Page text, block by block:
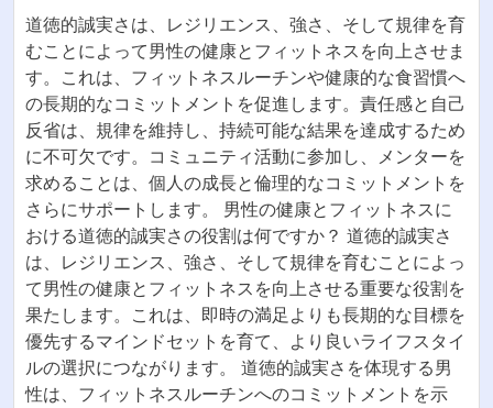
道徳的誠実さは、レジリエンス、強さ、そして規律を育
むことによって男性の健康とフィットネスを向上させま
す。これは、フィットネスルーチンや健康的な食習慣へ
の長期的なコミットメントを促進します。責任感と自己
反省は、規律を維持し、持続可能な結果を達成するため
に不可欠です。コミュニティ活動に参加し、メンターを
求めることは、個人の成長と倫理的なコミットメントを
さらにサポートします。 男性の健康とフィットネスに
おける道徳的誠実さの役割は何ですか？ 道徳的誠実さ
は、レジリエンス、強さ、そして規律を育むことによっ
て男性の健康とフィットネスを向上させる重要な役割を
果たします。これは、即時の満足よりも長期的な目標を
優先するマインドセットを育て、より良いライフスタイ
ルの選択につながります。 道徳的誠実さを体現する男
性は、フィットネスルーチンへのコミットメントを示